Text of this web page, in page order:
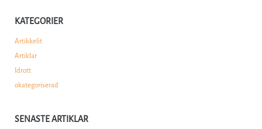
KATEGORIER
Artikkelit
Artiklar
Idrott
okategoriserad
SENASTE ARTIKLAR